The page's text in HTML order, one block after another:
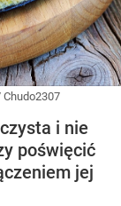
Chudo2307
i nie
poświęcić
jej